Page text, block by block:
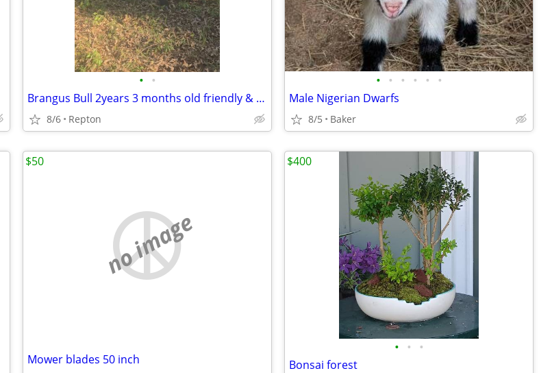
• •
Brangus Bull 2years 3 months old friendly & Gentle
8/6 Repton
• • • • • •
Male Nigerian Dwarfs
8/5 Baker
no image
Mower blades 50 inch
$50
• • •
Bonsai forest
$400